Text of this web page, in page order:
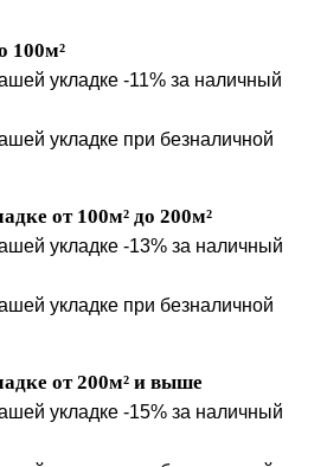
100м²
укладке -11% за наличный
укладке при безналичной
от 100м² до 200м²
укладке -13% за наличный
укладке при безналичной
от 200м² и выше
укладке -15% за наличный